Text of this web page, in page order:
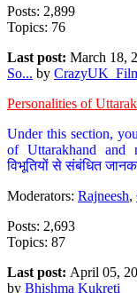
Posts: 2,899
Topics: 76
Last post: March 18,
So... by
Personalities of
Under this section,
of Uttarakhand and
विभूतियों से संबंधित
Moderators: Rajneesh,
Posts: 2,693
Topics: 87
Last post: April 05,
by Bhishma Kukreti